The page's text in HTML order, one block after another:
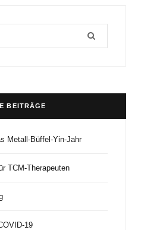
BEITRÄGE
Metall-Büffel-Yin-Jahr
TCM-Therapeuten
19